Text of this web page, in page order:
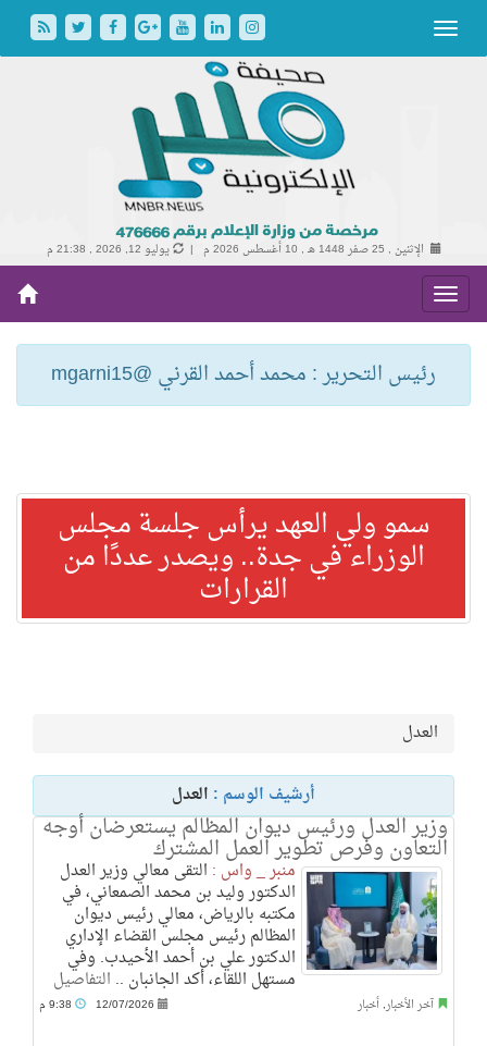
الإثنين , 25 صفر 1448 هـ , 10 أغسطس 2026 م | يوليو 12, 2026 , 21:38 م
رئيس التحرير : محمد أحمد القرني @mgarni15
سمو ولي العهد يرأس جلسة مجلس
الوزراء في جدة.. ويصدر عددًا من
القرارات
العدل
أرشيف الوسم : العدل
وزير العدل ورئيس ديوان المظالم يستعرضان أوجه
التعاون وفرص تطوير العمل المشترك
منبر _ واس : التقى معالي وزير العدل
الدكتور وليد بن محمد الصمعاني، في
مكتبه بالرياض، معالي رئيس ديوان
المظالم رئيس مجلس القضاء الإداري
الدكتور علي بن أحمد الأحيدب. وفي
مستهل اللقاء، أكد الجانبان .. التفاصيل
آخر الأخبار, أخبار 12/07/2026